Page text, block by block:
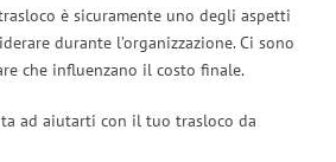
è sicuramente uno degli aspetti
durante l’organizzazione. Ci sono
che influenzano il costo finale.
ad aiutarti con il tuo trasloco da